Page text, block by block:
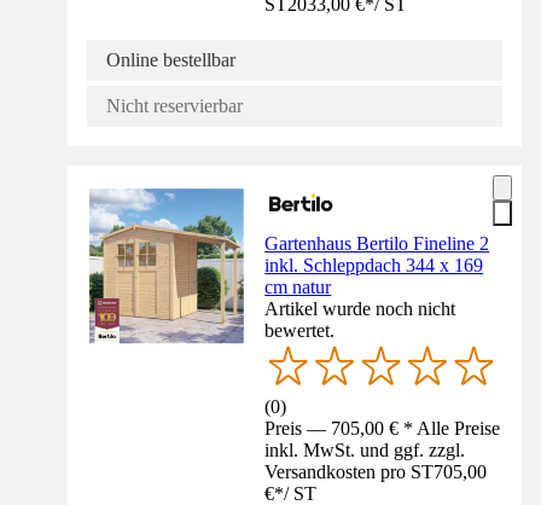
ST 2033,00 €*/ ST
Online bestellbar
Nicht reservierbar
Gartenhaus Bertilo Fineline 2
inkl. Schleppdach 344 x 169
cm natur
Artikel wurde noch nicht
bewertet.
(0)
Preis — 705,00 € * Alle Preise
inkl. MwSt. und ggf. zzgl.
Versandkosten pro ST705,00
€*/ ST